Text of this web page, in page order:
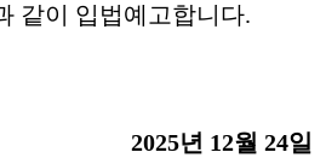
같이 입법예고합니다.
2025년 12월 24일